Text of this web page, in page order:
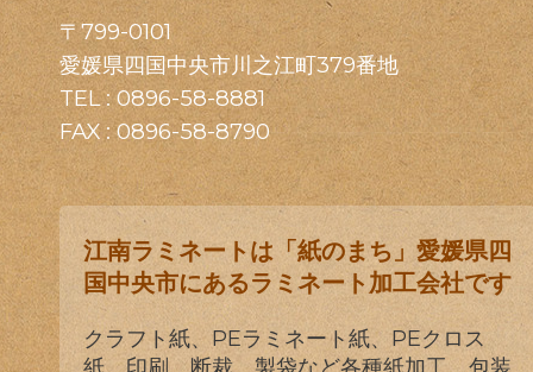
〒799-0101
愛媛県四国中央市川之江町379番地
TEL :0896-58-8881
FAX : 0896-58-8790
江南ラミネートは「紙のまち」愛媛県四
国中央市にあるラミネート加工会社です
クラフト紙、PEラミネート紙、PEクロス